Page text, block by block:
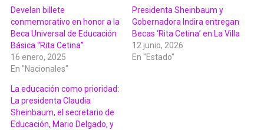
Develan billete
conmemorativo en honor a la
Beca Universal de Educación
Básica “Rita Cetina”
16 enero, 2025
En "Nacionales"
Presidenta Sheinbaum y
Gobernadora Indira entregan
Becas ‘Rita Cetina’ en La Villa
12 junio, 2026
En "Estado"
La educación como prioridad:
La presidenta Claudia
Sheinbaum, el secretario de
Educación, Mario Delgado, y